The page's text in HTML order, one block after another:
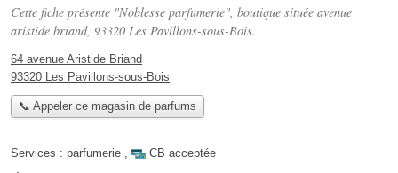
Cette fiche présente "Noblesse parfumerie", boutique située avenue
aristide briand, 93320 Les Pavillons-sous-Bois.
64 avenue Aristide Briand
93320 Les Pavillons-sous-Bois
📞 Appeler ce magasin de parfums
Services : parfumerie , CB acceptée